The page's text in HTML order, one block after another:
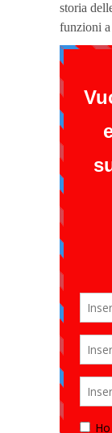
storia
funzioni